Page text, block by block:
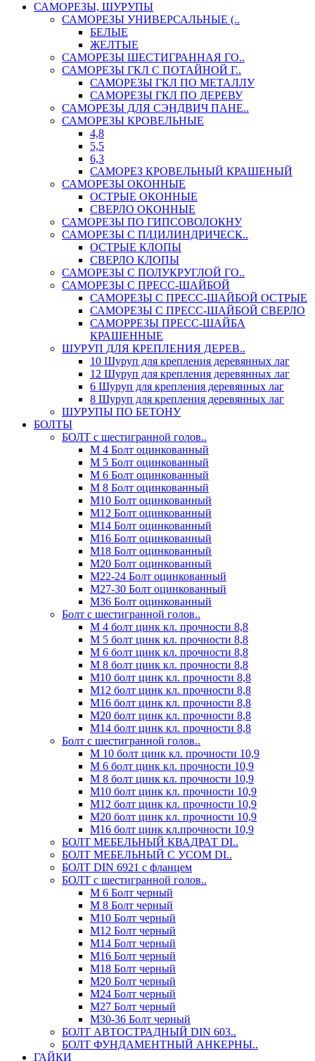
САМОРЕЗЫ, ШУРУПЫ
САМОРЕЗЫ УНИВЕРСАЛЬНЫЕ (..
БЕЛЫЕ
ЖЕЛТЫЕ
САМОРЕЗЫ ШЕСТИГРАННАЯ ГО..
САМОРЕЗЫ ГКЛ С ПОТАЙНОЙ Г..
САМОРЕЗЫ ГКЛ ПО МЕТАЛЛУ
САМОРЕЗЫ ГКЛ ПО ДЕРЕВУ
САМОРЕЗЫ ДЛЯ СЭНДВИЧ ПАНЕ..
САМОРЕЗЫ КРОВЕЛЬНЫЕ
4,8
5,5
6,3
САМОРЕЗ КРОВЕЛЬНЫЙ КРАШЕНЫЙ
САМОРЕЗЫ ОКОННЫЕ
ОСТРЫЕ ОКОННЫЕ
СВЕРЛО ОКОННЫЕ
САМОРЕЗЫ ПО ГИПСОВОЛОКНУ
САМОРЕЗЫ С П/ЦИЛИНДРИЧЕСК..
ОСТРЫЕ КЛОПЫ
СВЕРЛО КЛОПЫ
САМОРЕЗЫ С ПОЛУКРУГЛОЙ ГО..
САМОРЕЗЫ С ПРЕСС-ШАЙБОЙ
САМОРЕЗЫ С ПРЕСС-ШАЙБОЙ ОСТРЫЕ
САМОРЕЗЫ С ПРЕСС-ШАЙБОЙ СВЕРЛО
САМОРРЕЗЫ ПРЕСС-ШАЙБА
КРАШЕННЫЕ
ШУРУП ДЛЯ КРЕПЛЕНИЯ ДЕРЕВ..
10 Шуруп для крепления деревянных лаг
12 Шуруп для крепления деревянных лаг
6 Шуруп для крепления деревянных лаг
8 Шуруп для крепления деревянных лаг
ШУРУПЫ ПО БЕТОНУ
БОЛТЫ
БОЛТ с шестигранной голов..
М 4 Болт оцинкованный
М 5 Болт оцинкованный
М 6 Болт оцинкованный
М 8 Болт оцинкованный
М10 Болт оцинкованный
М12 Болт оцинкованный
М14 Болт оцинкованный
М16 Болт оцинкованный
М18 Болт оцинкованный
М20 Болт оцинкованный
М22-24 Болт оцинкованный
М27-30 Болт оцинкованный
М36 Болт оцинкованный
Болт с шестигранной голов..
М 4 болт цинк кл. прочности 8,8
М 5 болт цинк кл. прочности 8,8
М 6 болт цинк кл. прочности 8,8
М 8 болт цинк кл. прочности 8,8
М10 болт цинк кл. прочности 8,8
М12 болт цинк кл. прочности 8,8
М16 болт цинк кл. прочности 8,8
М20 болт цинк кл. прочности 8,8
М14 болт цинк кл. прочности 8,8
Болт с шестигранной голов..
М 10 болт цинк кл. прочности 10,9
М 6 болт цинк кл. прочности 10,9
М 8 болт цинк кл. прочности 10,9
М10 болт цинк кл. прочности 10,9
М12 болт цинк кл. прочности 10,9
М20 болт цинк кл. прочности 10,9
М16 болт цинк кл.прочности 10,9
БОЛТ МЕБЕЛЬНЫЙ КВАДРАТ DI..
БОЛТ МЕБЕЛЬНЫЙ С УСОМ DI..
БОЛТ DIN 6921 c фланцем
БОЛТ с шестигранной голов..
М 6 Болт черный
М 8 Болт черный
М10 Болт черный
М12 Болт черный
М14 Болт черный
М16 Болт черный
М18 Болт черный
М20 Болт черный
М24 Болт черный
М27 Болт черный
М30-36 Болт черный
БОЛТ АВТОСТРАДНЫЙ DIN 603..
БОЛТ ФУНДАМЕНТНЫЙ АНКЕРНЫ..
ГАЙКИ